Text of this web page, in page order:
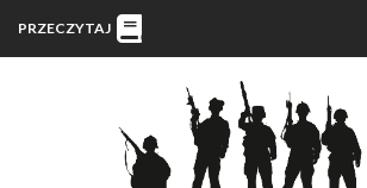
PRZECZYTAJ